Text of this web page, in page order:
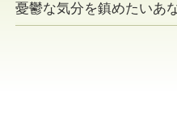
憂鬱な気分を鎮めたいあ